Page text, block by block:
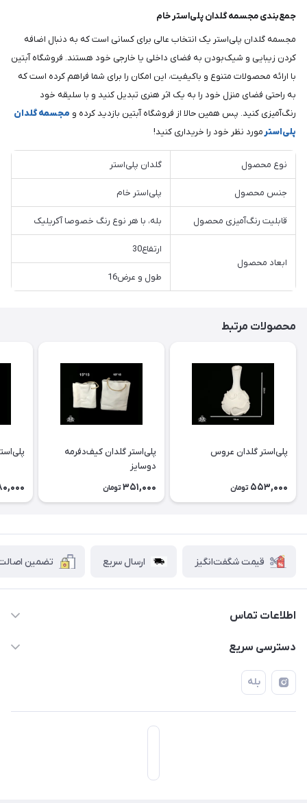
جمع‌بندی مجسمه گلدان پلی‌استر خام
مجسمه گلدان پلی‌استر یک انتخاب عالی برای کسانی است که به دنبال اضافه
کردن زیبایی و شیک‌بودن به فضای داخلی یا خارجی خود هستند. فروشگاه آبتین
با ارائه محصولات متنوع و باکیفیت، این امکان را برای شما فراهم کرده است که
به راحتی فضای منزل خود را به یک اثر هنری تبدیل کنید و با سلیقه خود
رنگ‌آمیزی کنید. پس همین حالا از فروشگاه آبتین بازدید کرده و مجسمه گلدان
پلی‌استر مورد نظر خود را خریداری کنید!
نوع محصول گلدان پلی‌استر
جنس محصول پلی‌استر خام
قابلیت رنگ‌آمیزی محصول بله، با هر نوع رنگ خصوصا آکریلیک
ابعاد محصول
ارتفاع30
طول و عرض16
محصولات مرتبط
پلی‌استر گلدان عروس
553,000 تومان
پلی‌استر گلدان كيف‌دفرمه
دوسايز
351,000 تومان
قیمت شگفت‌انگیز ارسال سریع تضمین اصالت
اطلاعات تماس
۰۲۱۷۷۰۶۰۰۲۸ ـ ۰۹۱۹۰۰۲۸۲۴۷
فروشگاه آبتین
دسترسی سریع
حساب کاربری
بله